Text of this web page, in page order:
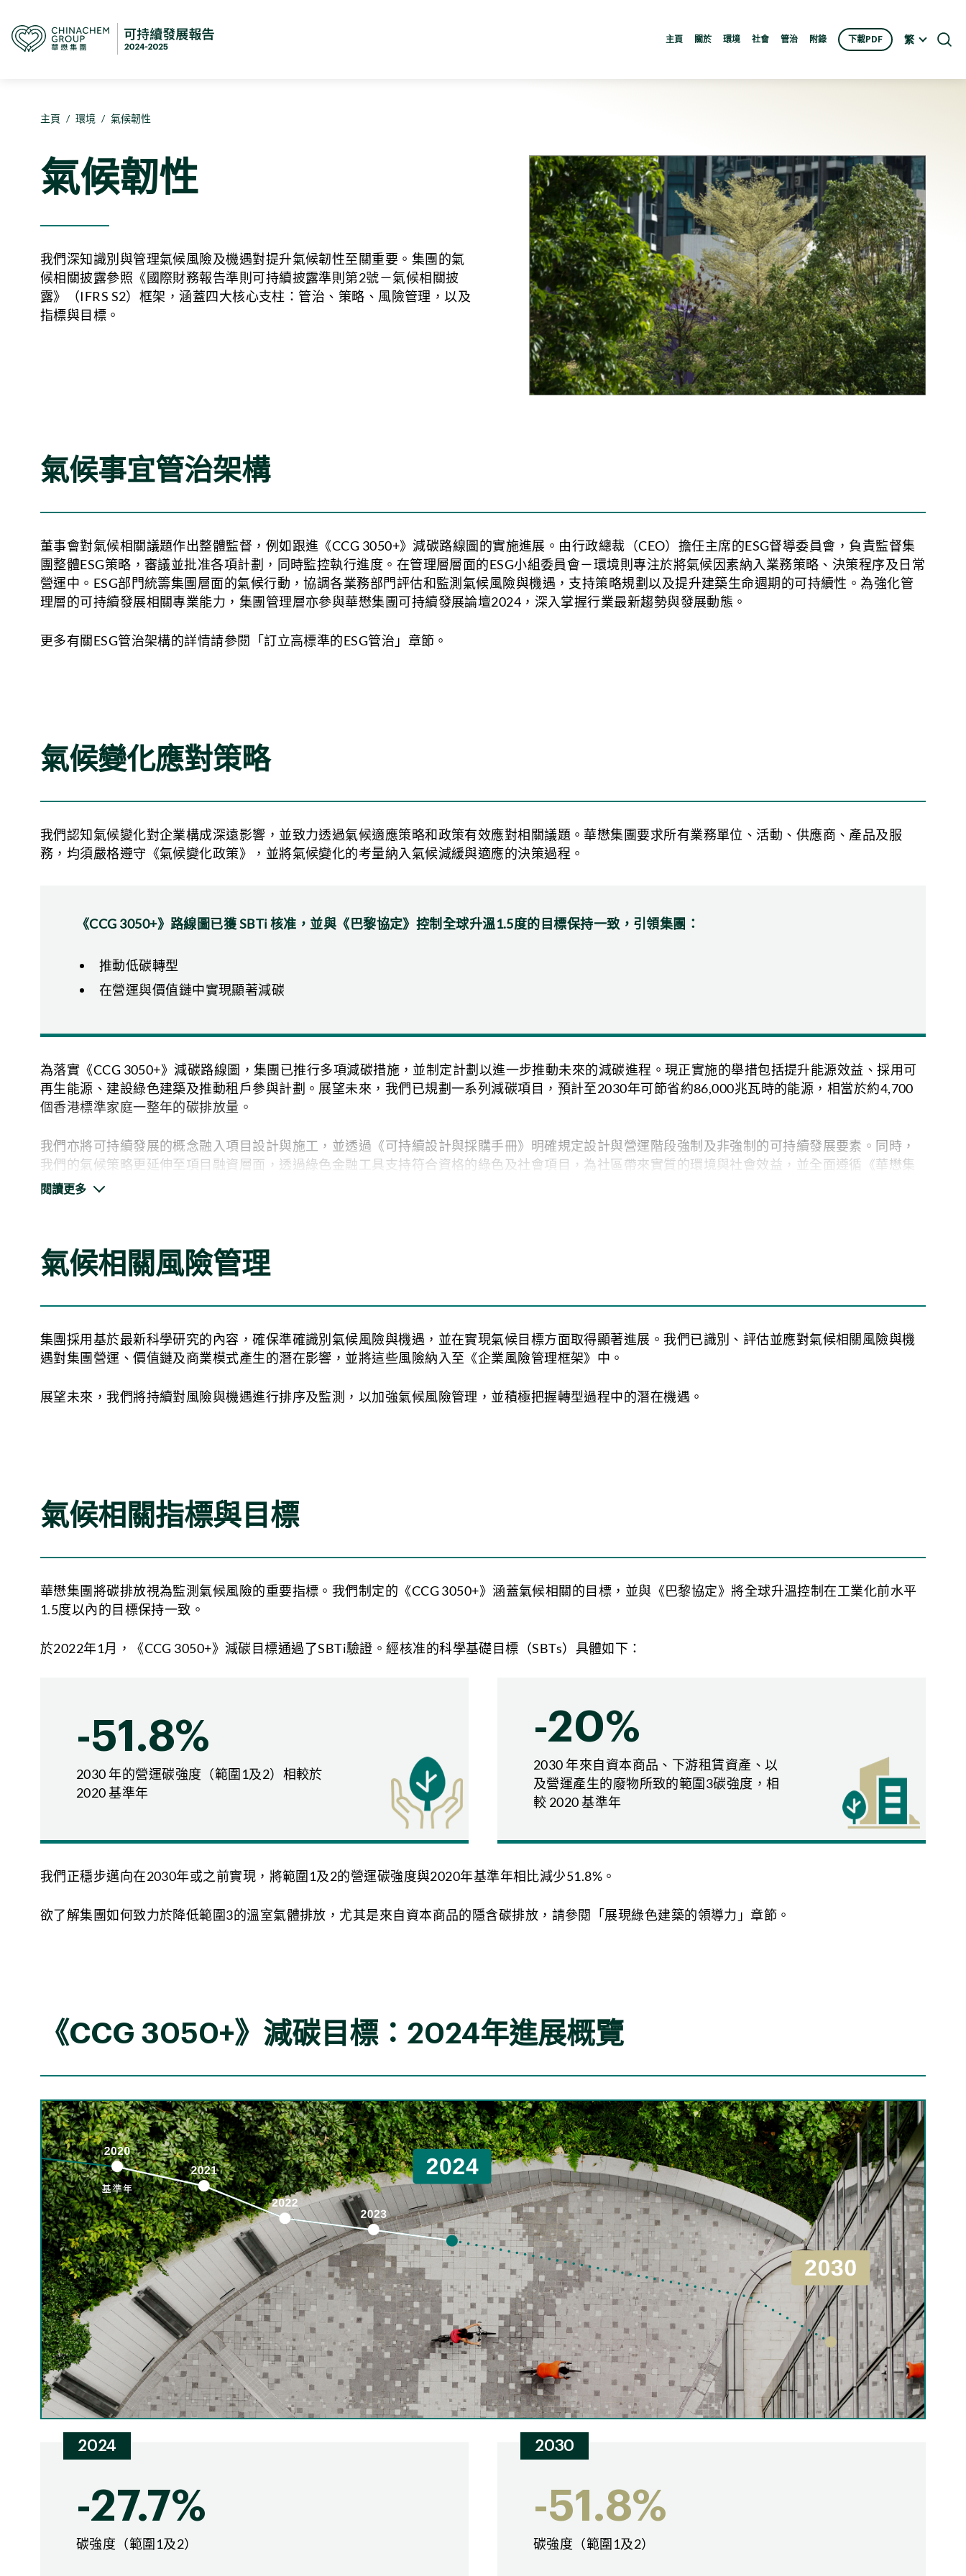
主頁 關於 環境 社會 管治 附錄 下載PDF 繁
主頁 / 環境 / 氣候韌性
氣候韌性
我們深知識別與管理氣候風險及機遇對提升氣候韌性至關重要。集團的氣
候相關披露參照《國際財務報告準則可持續披露準則第2號－氣候相關披
露》（IFRS S2）框架，涵蓋四大核心支柱：管治、策略、風險管理，以及
指標與目標。
氣候事宜管治架構
董事會對氣候相關議題作出整體監督，例如跟進《CCG 3050+》減碳路線圖的實施進展。由行政總裁（CEO）擔任主席的ESG督導委員會，負責監督集
團整體ESG策略，審議並批准各項計劃，同時監控執行進度。在管理層層面的ESG小組委員會－環境則專注於將氣候因素納入業務策略、決策程序及日常
營運中。ESG部門統籌集團層面的氣候行動，協調各業務部門評估和監測氣候風險與機遇，支持策略規劃以及提升建築生命週期的可持續性。為強化管
理層的可持續發展相關專業能力，集團管理層亦參與華懋集團可持續發展論壇2024，深入掌握行業最新趨勢與發展動態。
更多有關ESG管治架構的詳情請參閱「訂立高標準的ESG管治」章節。
氣候變化應對策略
我們認知氣候變化對企業構成深遠影響，並致力透過氣候適應策略和政策有效應對相關議題。華懋集團要求所有業務單位、活動、供應商、產品及服
務，均須嚴格遵守《氣候變化政策》，並將氣候變化的考量納入氣候減緩與適應的決策過程。
《CCG 3050+》路線圖已獲 SBTi 核准，並與《巴黎協定》控制全球升溫1.5度的目標保持一致，引領集團：
推動低碳轉型
在營運與價值鏈中實現顯著減碳
為落實《CCG 3050+》減碳路線圖，集團已推行多項減碳措施，並制定計劃以進一步推動未來的減碳進程。現正實施的舉措包括提升能源效益、採用可
再生能源、建設綠色建築及推動租戶參與計劃。展望未來，我們已規劃一系列減碳項目，預計至2030年可節省約86,000兆瓦時的能源，相當於約4,700
個香港標準家庭一整年的碳排放量。
我們亦將可持續發展的概念融入項目設計與施工，並透過《可持續設計與採購手冊》明確規定設計與營運階段強制及非強制的可持續發展要素。同時，
我們的氣候策略更延伸至項目融資層面，透過綠色金融工具支持符合資格的綠色及社會項目，為社區帶來實質的環境與社會效益，並全面遵循《華懋集
團可持續金融框架》。
（2100年）三個時間段，評估氣候風險與機遇對業務的影響，並制定相應
的緩解策略，將潛在損失降至最低，加速低碳轉型，強化氣候風險的適應
長期（2100年）
實體風險分析採用聯合國政府間氣候變化專門委員會（IPCC）、美國國家航空暨太空總署（NASA）、香港天文台及其他學術研究的數據，以預測氣候
趨勢。
SSP2-4.5╱中等排放
SSP5-8.5╱高排放 高排放、化石燃料密集且政策干預有限的情境 攝氏4.4度
針對轉型風險的情境分析，我們依據氣候系統、經濟和能源相關的預測數據，並採用了央行與監管機構綠色金融網絡（NGFS）和國際應用系統分析研究
（升溫攝氏3度以上）
低碳技術發展及市場轉型預計進展緩慢。
實體風險的影響和應對措施
風險類型 實體風險的驅動因素 潛在影響 風險緩解
慢性 乾旱
增加用水量導致營運成本
上升
飲用水資源獲取難度提高
保險費用上漲
定期檢查供水系統，修復漏水問題
升級節水裝置並採用水循環系統
熱壓力
增加對供冷的能源需求導
致營運成本上升
新建項目延誤導致成本增
進行能源審計
升級隔熱物料、外牆和窗戶，以提高效
閱讀更多
氣候相關風險管理
集團採用基於最新科學研究的內容，確保準確識別氣候風險與機遇，並在實現氣候目標方面取得顯著進展。我們已識別、評估並應對氣候相關風險與機
遇對集團營運、價值鏈及商業模式產生的潛在影響，並將這些風險納入至《企業風險管理框架》中。
展望未來，我們將持續對風險與機遇進行排序及監測，以加強氣候風險管理，並積極把握轉型過程中的潛在機遇。
氣候相關指標與目標
華懋集團將碳排放視為監測氣候風險的重要指標。我們制定的《CCG 3050+》涵蓋氣候相關的目標，並與《巴黎協定》將全球升溫控制在工業化前水平
1.5度以內的目標保持一致。
於2022年1月，《CCG 3050+》減碳目標通過了SBTi驗證。經核准的科學基礎目標（SBTs）具體如下：
-51.8%
2030 年的營運碳強度（範圍1及2）相較於
2020 基準年
-20%
2030 年來自資本商品、下游租賃資產、以
及營運產生的廢物所致的範圍3碳強度，相
較 2020 基準年
我們正穩步邁向在2030年或之前實現，將範圍1及2的營運碳強度與2020年基準年相比減少51.8%。
欲了解集團如何致力於降低範圍3的溫室氣體排放，尤其是來自資本商品的隱含碳排放，請參閱「展現綠色建築的領導力」章節。
《CCG 3050+》減碳目標：2024年進展概覽
2024
-27.7%
碳強度（範圍1及2）
2030
-51.8%
碳強度（範圍1及2）